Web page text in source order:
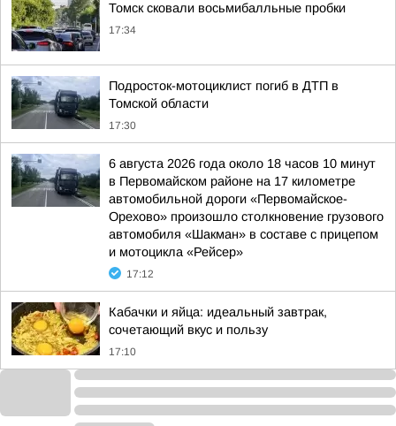
Томск сковали восьмибалльные пробки
17:34
Подросток-мотоциклист погиб в ДТП в
Томской области
17:30
6 августа 2026 года около 18 часов 10 минут
в Первомайском районе на 17 километре
автомобильной дороги «Первомайское-
Орехово» произошло столкновение грузового
автомобиля «Шакман» в составе с прицепом
и мотоцикла «Рейсер»
17:12
Кабачки и яйца: идеальный завтрак,
сочетающий вкус и пользу
17:10